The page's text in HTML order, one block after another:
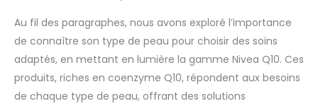
Au fil des paragraphes, nous avons exploré l’importance
de connaître son type de peau pour choisir des soins
adaptés, en mettant en lumière la gamme Nivea Q10. Ces
produits, riches en coenzyme Q10, répondent aux besoins
de chaque type de peau, offrant des solutions